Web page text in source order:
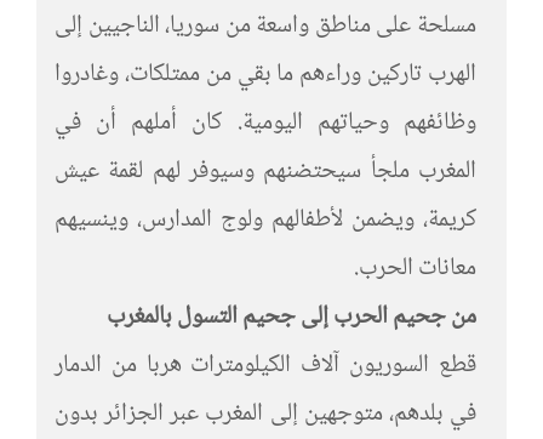
مسلحة على مناطق واسعة من سوريا، الناجيين إلى
الهرب تاركين وراءهم ما بقي من ممتلكات، وغادروا
وظائفهم وحياتهم اليومية. كان أملهم أن في
المغرب ملجأ سيحتضنهم وسيوفر لهم لقمة عيش
كريمة، ويضمن لأطفالهم ولوج المدارس، وينسيهم
معانات الحرب.
من جحيم الحرب إلى جحيم التسول بالمغرب
قطع السوريون آلاف الكيلومترات هربا من الدمار
في بلدهم، متوجهين إلى المغرب عبر الجزائر بدون